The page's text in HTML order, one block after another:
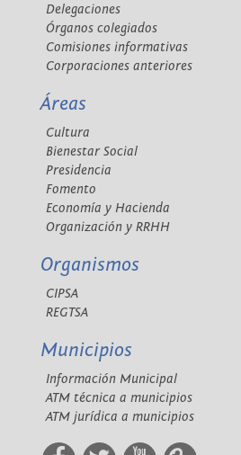
Delegaciones
Órganos colegiados
Comisiones informativas
Corporaciones anteriores
Áreas
Cultura
Bienestar Social
Presidencia
Fomento
Economía y Hacienda
Organización y RRHH
Organismos
CIPSA
REGTSA
Municipios
Información Municipal
ATM técnica a municipios
ATM jurídica a municipios